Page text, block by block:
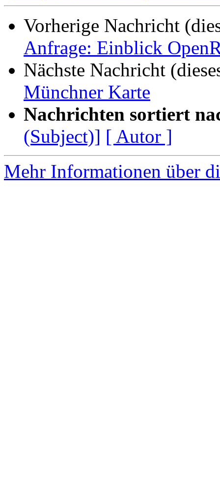
Vorherige Nachricht
Anfrage: Einblick
Nächste Nachricht
Münchner Karte
Nachrichten sortiert
(Subject)] [ Autor ]
Mehr Informationen über